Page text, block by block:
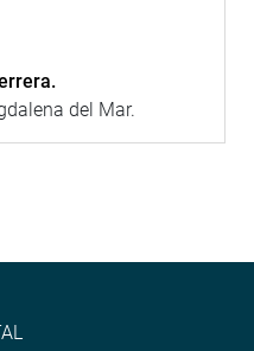
del Mar.